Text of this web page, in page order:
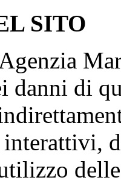
SITO
danni di